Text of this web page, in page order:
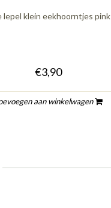
lepel klein eekhoorntjes pink
€3,90
aan winkelwagen